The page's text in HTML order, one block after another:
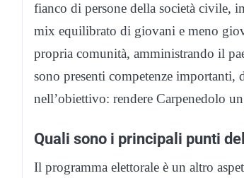
fianco di persone della società civile,
mix equilibrato di giovani e meno
propria comunità, amministrando il
sono presenti competenze
nell’obiettivo: rendere Carpenedolo
Quali sono i principali punti
Il programma elettorale è un altro